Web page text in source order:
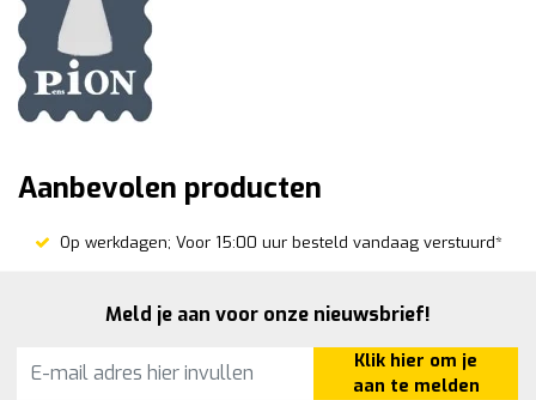
Aanbevolen producten
Op werkdagen; Voor 15:00 uur besteld vandaag verstuurd*
Meld je aan voor onze nieuwsbrief!
Klik hier om je
aan te melden